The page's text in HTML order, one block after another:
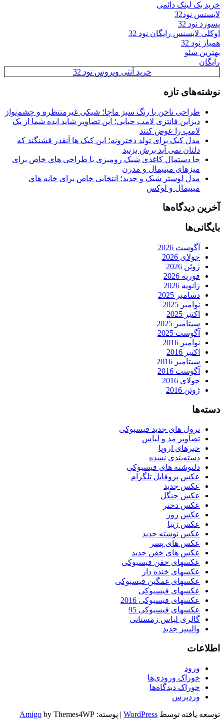
خرید بک لینک دائمی
لایسنس نود32
پسورد نود 32
اوکلی لایسنس رایگان نود 32
همیار نود 32
بهترین سئو
رایگان
خرید آنتی ویروس نود 32
نوشته‌های تازه
طراحی ناخن با رنگ سبز ماچا؛ شیکی غیرمنتظره و چشم‌نواز
دیزاین فانتزی لامپ حبابی؛ این تصاویر شاید ایده شما از یک
لامپ را عوض کنند
مدل کیک برای تولد دخترونه؛ این کیک ها آنقدر قشنگند که
دلتان نمی آید برش بزنید
جا دستمال کاغذی شیک رومیزی با طراحی های خاص برای
میزهای مینیمال و مدرن
مدل لوستر شیک و جدید؛ انتخابی خاص برای خانه های
مینیمال و لوکس
آخرین دیدگاه‌ها
بایگانی‌ها
آگوست 2026
جولای 2026
ژوئن 2026
فوریه 2026
ژانویه 2026
دسامبر 2025
نوامبر 2025
اکتبر 2025
سپتامبر 2025
آگوست 2025
نوامبر 2016
اکتبر 2016
سپتامبر 2016
آگوست 2016
جولای 2016
ژوئن 2016
دسته‌ها
ترول های جدید فیسبوکی
تصاویر مد و لباس
خبرهای اروپا
دسته‌بندی نشده
دلنوشته های فیسبوکی
عکس پروفایل تلگرام
عکس جدید
عکس جنگل
عکس دختر
عکس روز
عکس زیبا
عکس نوشته جدید
عکس های پسر
عکس های خفن جدید
عکسهای خفن فیسبوکی
عکسهای خنده دار
عکسهای غمگین فیسبوکی
عکسهای فیسبوکی
عکسهای فیسبوکی 2016
عکسهای فیسبوکی 95
گالری لباس زمستانی
والپیپر جدید
اطلاعات
ورود
خوراک ورودی‌ها
خوراک دیدگاه‌ها
وردپرس
توسعه یافته توسط WordPress
| پوسته: Amigo by Themes4WP